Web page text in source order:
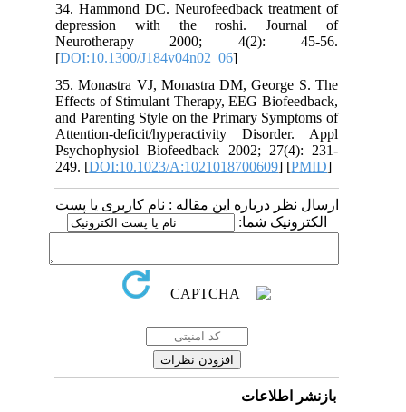
34. Hammond DC. Neurofeedback treatment of
depression with the roshi. Journal of
Neurotherapy 2000; 4(2): 45-56.
[DOI:10.1300/J184v04n02_06
35. Monastra VJ, Monastra DM, George S. The
Effects of Stimulant Therapy, EEG Biofeedback,
and Parenting Style on the Primary Symptoms of
Attention-deficit/hyperactivity Disorder. Appl
Psychophysiol Biofeedback 2002; 27(4): 231-
249. [DOI:10.1023/A:1021018700609] [PMID
ارسال نظر درباره این مقاله : نام کاربری یا پست
الکترونیک شما:
بازنشر اطلاعات